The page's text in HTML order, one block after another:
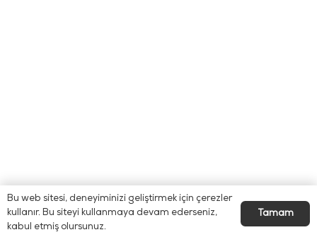
Bu web sitesi, deneyiminizi geliştirmek için çerezler
kullanır. Bu siteyi kullanmaya devam ederseniz,
kabul etmiş olursunuz.
Tamam